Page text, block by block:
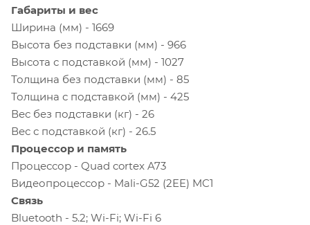
Габариты и вес
Ширина (мм) - 1669
Высота без подставки (мм) - 966
Высота с подставкой (мм) - 1027
Толщина без подставки (мм) - 85
Толщина с подставкой (мм) - 425
Вес без подставки (кг) - 26
Вес с подставкой (кг) - 26.5
Процессор и память
Процессор - Quad cortex A73
Видеопроцессор - Mali-G52 (2EE) MC1
Связь
Bluetooth - 5.2; Wi-Fi; Wi-Fi 6